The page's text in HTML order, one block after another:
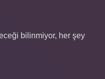
bilinmiyor, her şey